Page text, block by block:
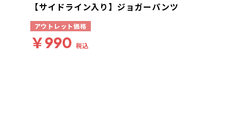
【サイドライン入り】ジョガーパンツ
アウトレット価格
￥990 税込